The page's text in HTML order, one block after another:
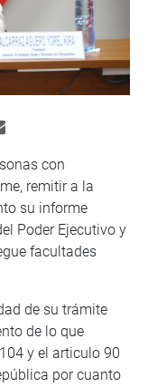
con
remitir a la
su informe
Poder Ejecutivo y
facultades
de su trámite
de lo que
y el articulo 90
por cuanto